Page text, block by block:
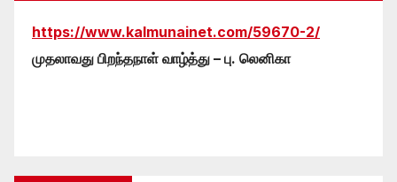
https://www.kalmunainet.com/59670-2/
முதலாவது பிறந்தநாள் வாழ்த்து – பு. லெனிகா